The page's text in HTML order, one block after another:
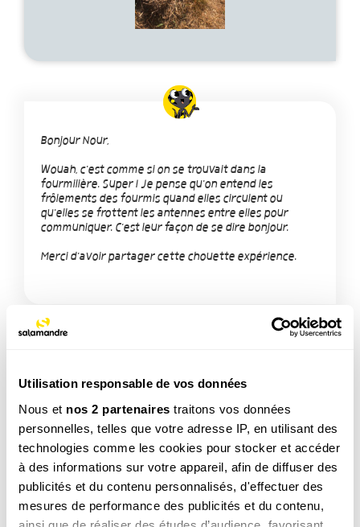
Utilisation responsable de vos données
Nous et nos 2 partenaires traitons vos données
personnelles, telles que votre adresse IP, en utilisant des
technologies comme les cookies pour stocker et accéder
à des informations sur votre appareil, afin de diffuser des
publicités et du contenu personnalisés, d'effectuer des
mesures de performance des publicités et du contenu,
Bonjour Nour,
Wouah, c'est comme si on se trouvait dans la
fourmilière. Super ! Je pense qu'on entend les
frôlements des fourmis quand elles circulent ou
qu'elles se frottent les antennes entre elles pour
communiquer. C'est leur façon de se dire bonjour.
Merci d'avoir partager cette chouette expérience.
TAGS
Insecte
NOS 3 REVUES